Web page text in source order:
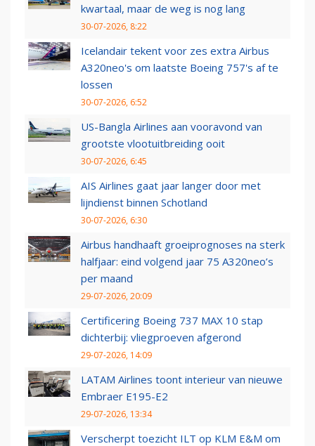
kwartaal, maar de weg is nog lang
30-07-2026, 8:22
Icelandair tekent voor zes extra Airbus
A320neo's om laatste Boeing 757's af te
lossen
30-07-2026, 6:52
US-Bangla Airlines aan vooravond van
grootste vlootuitbreiding ooit
30-07-2026, 6:45
AIS Airlines gaat jaar langer door met
lijndienst binnen Schotland
30-07-2026, 6:30
Airbus handhaaft groeiprognoses na sterk
halfjaar: eind volgend jaar 75 A320neo’s
per maand
29-07-2026, 20:09
Certificering Boeing 737 MAX 10 stap
dichterbij: vliegproeven afgerond
29-07-2026, 14:09
LATAM Airlines toont interieur van nieuwe
Embraer E195-E2
29-07-2026, 13:34
Verscherpt toezicht ILT op KLM E&M om